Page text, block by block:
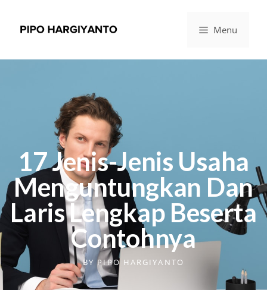
Menu
17 Jenis-Jenis Usaha
Menguntungkan Dan
Laris Lengkap Beserta
Contohnya
BY PIPO HARGIYANTO